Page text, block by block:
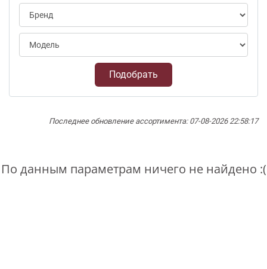
Подобрать
Последнее обновление ассортимента: 07-08-2026 22:58:17
По данным параметрам ничего не найдено :(